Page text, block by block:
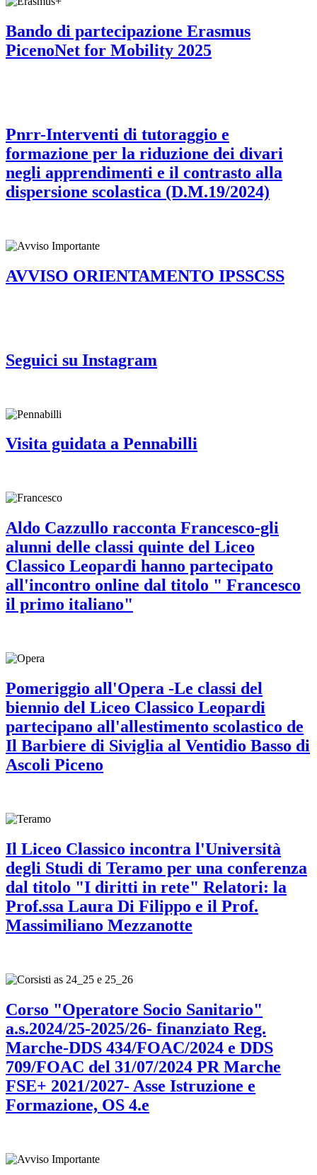
Bando di partecipazione Erasmus
PicenoNet for Mobility 2025
Pnrr-Interventi di tutoraggio e
formazione per la riduzione dei divari
negli apprendimenti e il contrasto alla
dispersione scolastica (D.M.19/2024)
AVVISO ORIENTAMENTO IPSSCSS
Seguici su Instagram
Visita guidata a Pennabilli
Aldo Cazzullo racconta Francesco-gli
alunni delle classi quinte del Liceo
Classico Leopardi hanno partecipato
all'incontro online dal titolo " Francesco
il primo italiano"
Pomeriggio all'Opera -Le classi del
biennio del Liceo Classico Leopardi
partecipano all'allestimento scolastico de
Il Barbiere di Siviglia al Ventidio Basso di
Ascoli Piceno
Il Liceo Classico incontra l'Università
degli Studi di Teramo per una conferenza
dal titolo "I diritti in rete" Relatori: la
Prof.ssa Laura Di Filippo e il Prof.
Massimiliano Mezzanotte
Corso "Operatore Socio Sanitario"
a.s.2024/25-2025/26- finanziato Reg.
Marche-DDS 434/FOAC/2024 e DDS
709/FOAC del 31/07/2024 PR Marche
FSE+ 2021/2027- Asse Istruzione e
Formazione, OS 4.e